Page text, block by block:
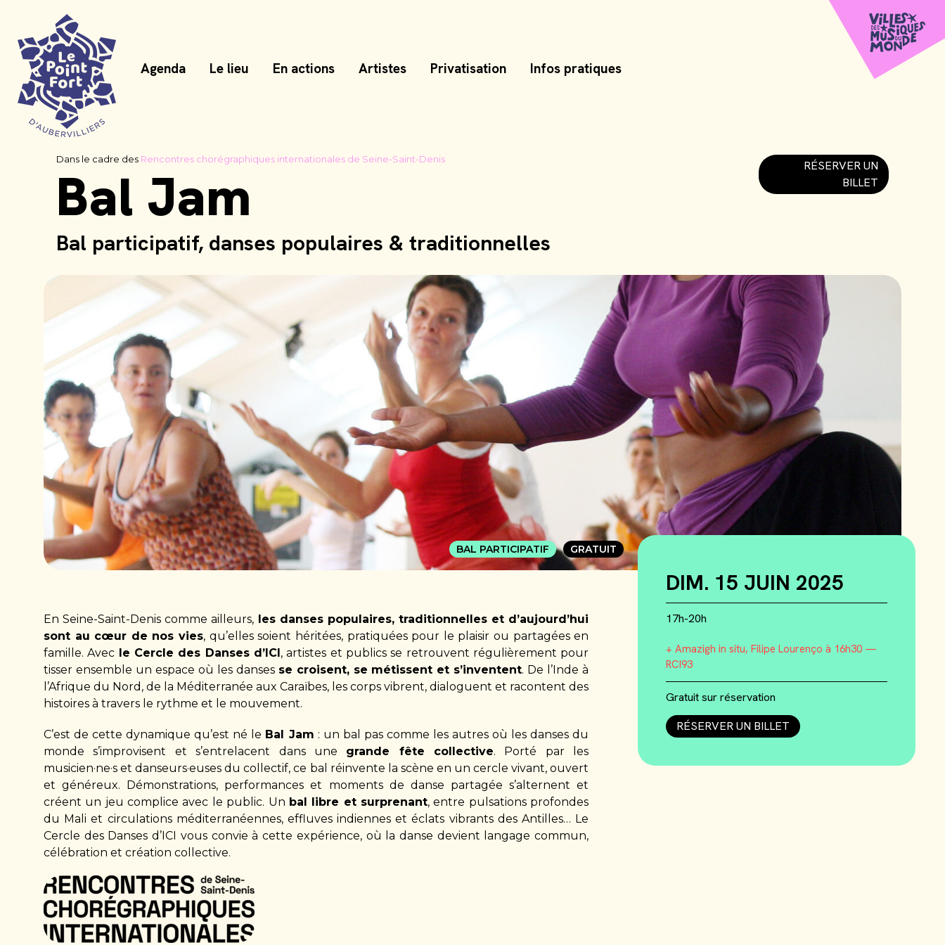
Aller
au
Agenda Le lieu En actions Artistes Privatisation Infos pratiques
Dans le cadre des Rencontres chorégraphiques internationales de Seine-Saint-Denis
Bal Jam
Bal participatif, danses populaires & traditionnelles
RÉSERVER UN
BILLET
BAL PARTICIPATIF GRATUIT
En Seine-Saint-Denis comme ailleurs, les danses populaires, traditionnelles et d’aujourd’hui
sont au cœur de nos vies, qu’elles soient héritées, pratiquées pour le plaisir ou partagées en
famille. Avec le Cercle des Danses d’ICI, artistes et publics se retrouvent régulièrement pour
tisser ensemble un espace où les danses se croisent, se métissent et s’inventent. De l’Inde à
l’Afrique du Nord, de la Méditerranée aux Caraïbes, les corps vibrent, dialoguent et racontent des
histoires à travers le rythme et le mouvement.
C’est de cette dynamique qu’est né le Bal Jam : un bal pas comme les autres où les danses du
monde s’improvisent et s’entrelacent dans une grande fête collective. Porté par les
musicien·ne·s et danseurs·euses du collectif, ce bal réinvente la scène en un cercle vivant, ouvert
et généreux. Démonstrations, performances et moments de danse partagée s’alternent et
créent un jeu complice avec le public. Un bal libre et surprenant, entre pulsations profondes
du Mali et circulations méditerranéennes, effluves indiennes et éclats vibrants des Antilles… Le
Cercle des Danses d’ICI vous convie à cette expérience, où la danse devient langage commun,
célébration et création collective.
DIM. 15 JUIN 2025
17h-20h
+ Amazigh in situ, Filipe Lourenço à 16h30 —
RCI93
Gratuit sur réservation
RÉSERVER UN BILLET